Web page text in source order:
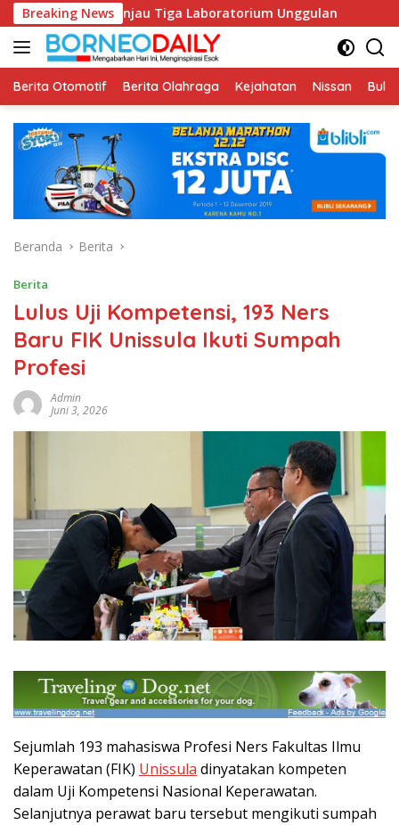
Langsung
ke
konten
Breaking News
Tinjau Tiga Laboratorium Unggulan Pustakawan
Berita Otomotif Berita Olahraga Kejahatan Nissan
Beranda Berita
Berita
Lulus Uji Kompetensi, 193 Ners
Baru FIK Unissula Ikuti Sumpah
Profesi
Admin
Juni 3, 2026
Sejumlah 193 mahasiswa Profesi Ners Fakultas Ilmu
Keperawatan (FIK) Unissula dinyatakan kompeten
dalam Uji Kompetensi Nasional Keperawatan.
Selanjutnya perawat baru tersebut mengikuti sumpah